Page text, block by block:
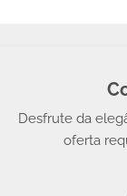
Desfrute da
oferta